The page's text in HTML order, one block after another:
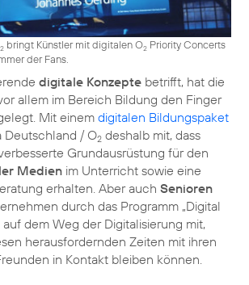
2 bringt Künstler mit digitalen O2 Priority Concerts
der Fans.
digitale Konzepte betrifft, hat die
allem im Bereich Bildung den Finger
Mit einemdigitalen Bildungspaket
Deutschland / O2 deshalb mit, dass
Grundausrüstung für den
Medien im Unterricht sowie eine
erhalten. Aber auch Senioren
durch das Programm „Digital
auf dem Weg der Digitalisierung mit,
herausfordernden Zeiten mit ihren
in Kontakt bleiben können.